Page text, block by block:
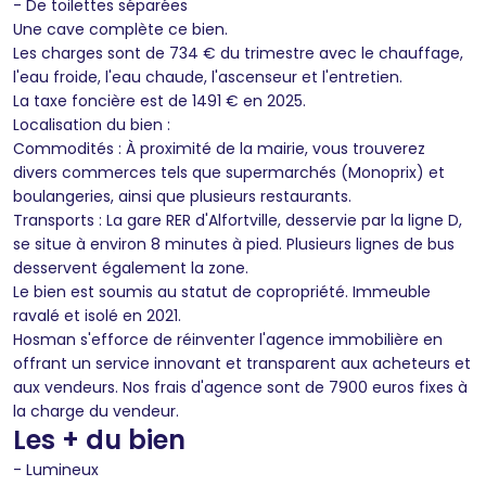
- De toilettes séparées
Une cave complète ce bien.
Les charges sont de 734 € du trimestre avec le chauffage,
l'eau froide, l'eau chaude, l'ascenseur et l'entretien.
La taxe foncière est de 1491 € en 2025.
Localisation du bien :
Commodités : À proximité de la mairie, vous trouverez
divers commerces tels que supermarchés (Monoprix) et
boulangeries, ainsi que plusieurs restaurants.
Transports : La gare RER d'Alfortville, desservie par la ligne D,
se situe à environ 8 minutes à pied. Plusieurs lignes de bus
desservent également la zone.
Le bien est soumis au statut de copropriété. Immeuble
ravalé et isolé en 2021.
Hosman s'efforce de réinventer l'agence immobilière en
offrant un service innovant et transparent aux acheteurs et
aux vendeurs. Nos frais d'agence sont de 7900 euros fixes à
la charge du vendeur.
Les + du bien
- Lumineux